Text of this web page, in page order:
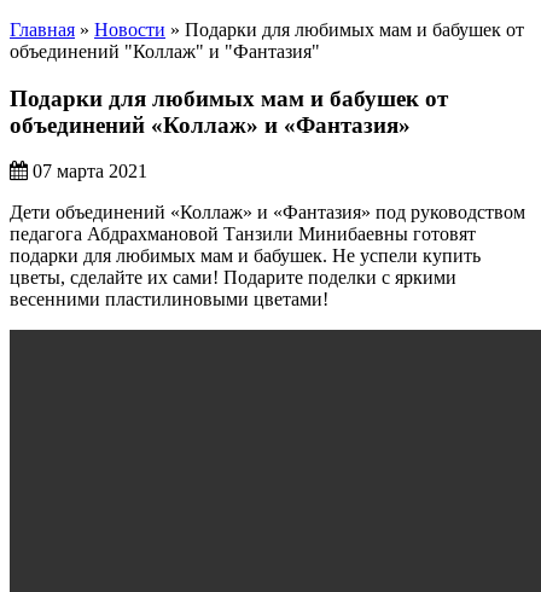
Главная » Новости » Подарки для любимых мам и бабушек от
объединений "Коллаж" и "Фантазия"
Подарки для любимых мам и бабушек от
объединений «Коллаж» и «Фантазия»
07 марта 2021
Дети объединений «Коллаж» и «Фантазия» под руководством
педагога Абдрахмановой Танзили Минибаевны готовят
подарки для любимых мам и бабушек. Не успели купить
цветы, сделайте их сами! Подарите поделки с яркими
весенними пластилиновыми цветами!